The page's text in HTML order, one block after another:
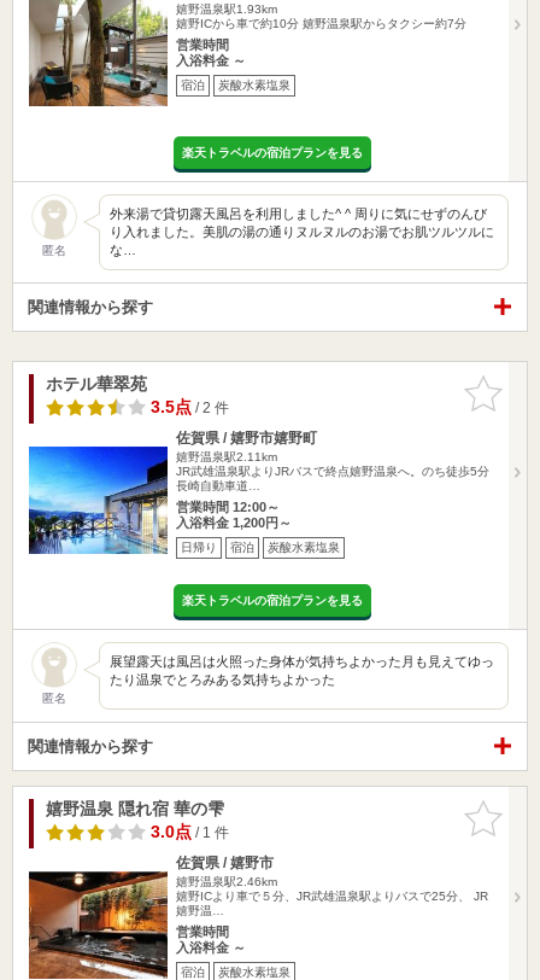
嬉野温泉駅1.93km
嬉野ICから車で約10分 嬉野温泉駅からタクシー約7分
営業時間
入浴料金 ～
宿泊 炭酸水素塩泉
楽天トラベルの宿泊プランを見る
匿名
外来湯で貸切露天風呂を利用しました^ ^ 周りに気にせずのんび
り入れました。美肌の湯の通りヌルヌルのお湯でお肌ツルツルに
な…
関連情報から探す
お気に入
りに追加
ホテル華翠苑
3.5点/ 2 件
佐賀県 / 嬉野市嬉野町
嬉野温泉駅2.11km
JR武雄温泉駅よりJRバスで終点嬉野温泉へ。のち徒歩5分
長崎自動車道…
営業時間 12:00～
入浴料金 1,200円～
日帰り 宿泊 炭酸水素塩泉
楽天トラベルの宿泊プランを見る
匿名
展望露天は風呂は火照った身体が気持ちよかった月も見えてゆっ
たり温泉でとろみある気持ちよかった
関連情報から探す
お気に入
りに追加
嬉野温泉 隠れ宿 華の雫
3.0点/ 1 件
佐賀県 / 嬉野市
嬉野温泉駅2.46km
嬉野ICより車で５分、JR武雄温泉駅よりバスで25分、 JR
嬉野温…
営業時間
入浴料金 ～
宿泊 炭酸水素塩泉